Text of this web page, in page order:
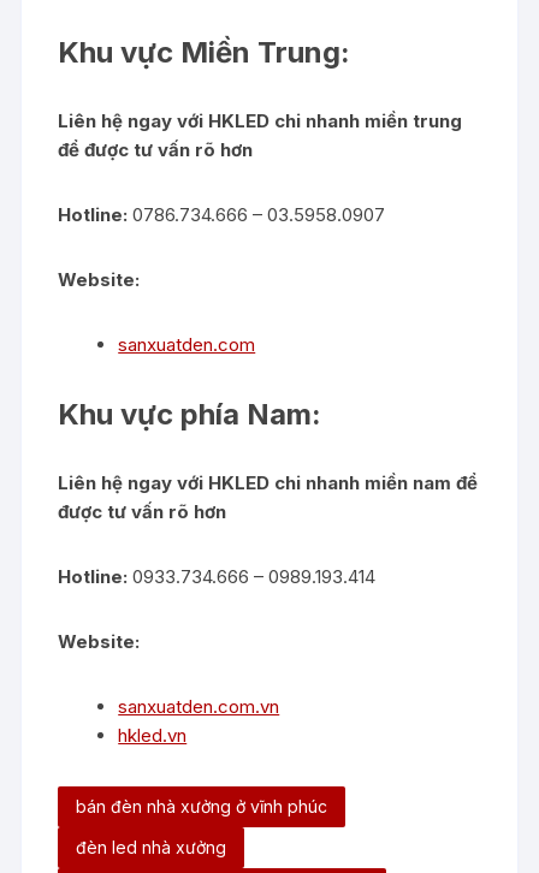
Khu vực Miền Trung:
Liên hệ ngay với HKLED chi nhanh miền trung
để được tư vấn rõ hơn
Hotline: 0786.734.666 – 03.5958.0907
Website:
sanxuatden.com
Khu vực phía Nam:
Liên hệ ngay với HKLED chi nhanh miền nam để
được tư vấn rõ hơn
Hotline: 0933.734.666 – 0989.193.414
Website:
sanxuatden.com.vn
hkled.vn
bán đèn nhà xưởng ở vĩnh phúc
đèn led nhà xưởng